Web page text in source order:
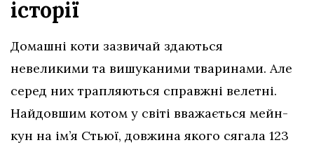
історії
Домашні коти зазвичай здаються
невеликими та вишуканими тваринами. Але
серед них трапляються справжні велетні.
Найдовшим котом у світі вважається мейн-
кун на ім’я Стьюї, довжина якого сягала 123